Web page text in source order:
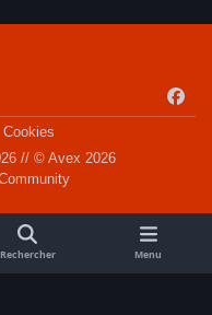
a
o
k
Cookies
// © Avex 2026
Rechercher Menu